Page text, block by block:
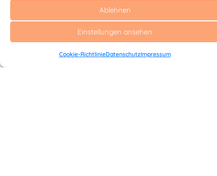
Ablehnen
Einstellungen ansehen
Cookie-RichtlinieDatenschutzImpressum